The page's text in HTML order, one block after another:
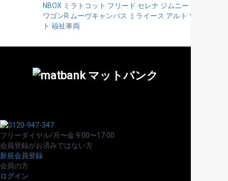
NBOX ミラトコット フリード セレナ ジムニー
ワゴンR ムーヴキャンバス ミライース アルト ソリオ
ト 福祉車両
フリーダイヤル/月〜金 9:00〜17:00
会員登録がお済みではない方
新規会員登録
会員の方
ログイン